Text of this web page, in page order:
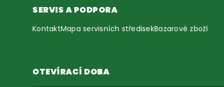
SERVIS A PODPORA
KontaktMapa servisních středisekBazarové zboží
OTEVÍRACÍ DOBA